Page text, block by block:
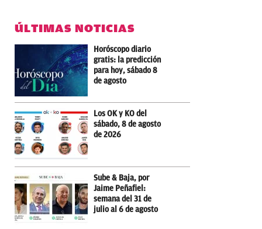
ÚLTIMAS NOTICIAS
Horóscopo diario
gratis: la predicción
para hoy, sábado 8
de agosto
Los OK y KO del
sábado, 8 de agosto
de 2026
Sube & Baja, por
Jaime Peñafiel:
semana del 31 de
julio al 6 de agosto